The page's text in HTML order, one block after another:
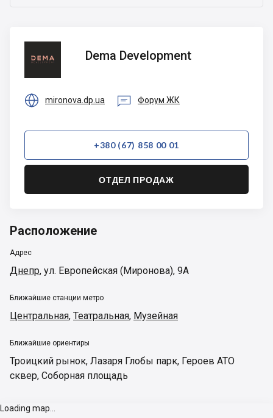
Development
Dema Development
 mironova.dp.ua  Форум ЖК
+380 (67) 858 00 01
ОТДЕЛ ПРОДАЖ
Расположение
Адрес
Днепр, ул. Европейская (Миронова), 9А
Ближайшие станции метро
Центральная, Театральная, Музейная
Ближайшие ориентиры
Троицкий рынок, Лазаря Глобы парк, Героев АТО
сквер, Соборная площадь
Loading map...